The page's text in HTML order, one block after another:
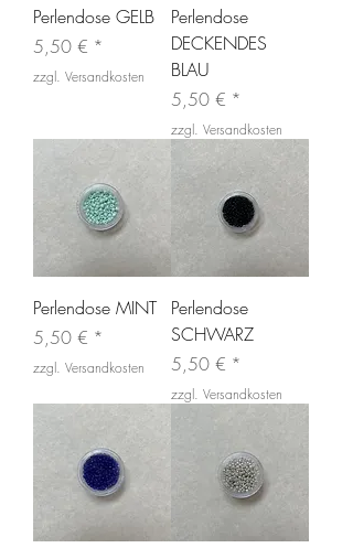
Perlendose GELB
Preis
5,50 €
zzgl. Versandkosten
Perlendose
DECKENDES
BLAU
Preis
5,50 €
zzgl. Versandkosten
Perlendose MINT
Preis
5,50 €
zzgl. Versandkosten
Perlendose
SCHWARZ
Preis
5,50 €
zzgl. Versandkosten